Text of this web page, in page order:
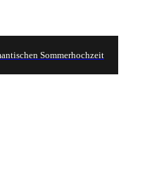
Sommerhochzeit